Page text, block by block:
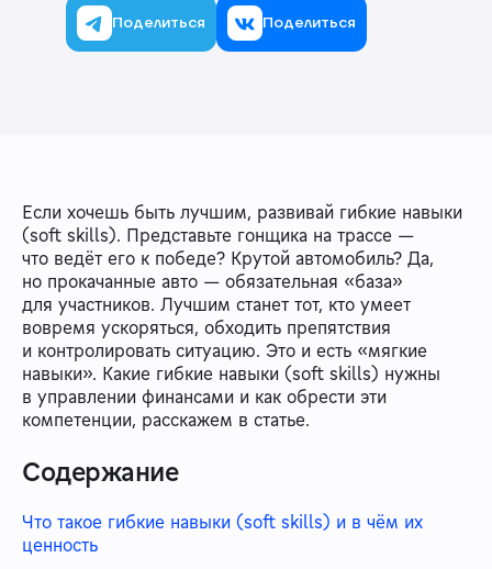
Поделиться Поделиться
Если хочешь быть лучшим, развивай гибкие навыки
(soft skills). Представьте гонщика на трассе —
что ведёт его к победе? Крутой автомобиль? Да,
но прокачанные авто — обязательная «база»
для участников. Лучшим станет тот, кто умеет
вовремя ускоряться, обходить препятствия
и контролировать ситуацию. Это и есть «мягкие
навыки». Какие гибкие навыки (soft skills) нужны
в управлении финансами и как обрести эти
компетенции, расскажем в статье.
Содержание
Что такое гибкие навыки (soft skills) и в чём их
ценность